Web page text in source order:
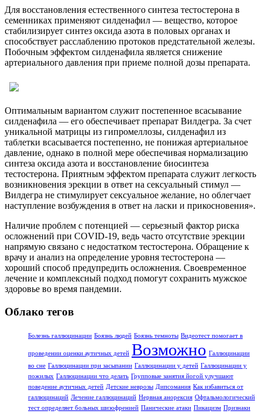
Для восстановления естественного синтеза тестостерона в
семенниках применяют силденафил — вещество, которое
стабилизирует синтез оксида азота в половых органах и
способствует расслаблению протоков предстательной железы.
Побочным эффектом силденафила является снижение
артериального давления при приеме полной дозы препарата.
Оптимальным вариантом служит постепенное всасывание
силденафила — его обеспечивает препарат Вилдегра. За счет
уникальной матрицы из гипромеллозы, силденафил из
таблетки всасывается постепенно, не понижая артериальное
давление, однако в полной мере обеспечивая нормализацию
синтеза оксида азота и восстановление биосинтеза
тестостерона. Приятным эффектом препарата служит легкость
возникновения эрекции в ответ на сексуальный стимул —
Вилдегра не стимулирует сексуальное желание, но облегчает
наступление возбуждения в ответ на ласки и прикосновения».
Наличие проблем с потенцией — серьезный фактор риска
осложнений при COVID-19, ведь часто отсутствие эрекции
напрямую связано с недостатком тестостерона. Обращение к
врачу и анализ на определение уровня тестостерона —
хороший способ предупредить осложнения. Своевременное
лечение и комплексный подход помогут сохранить мужское
здоровье во время пандемии.
Облако тегов
Болезнь галлюцинации Боязнь людей Боязнь темноты Видеотест помогает в
проведении оценки аутичных детей Возможно Галлюцинации
во сне Галлюцинации при засыпании Галлюцинации у детей Галлюцинации у
пожилых Галлюцинации что делать Групповые занятия йогой улучшают
поведение аутичных детей Детские неврозы Дипсомания Как избавиться от
галлюцинаций Лечение галлюцинаций Нервная анорексия Офтальмологический
тест определяет больных шизофренией Панические атаки Пикацизм Признаки